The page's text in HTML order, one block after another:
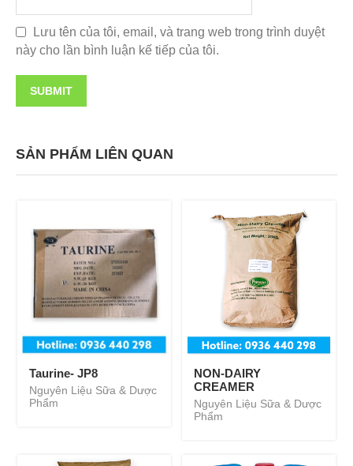
Lưu tên của tôi, email, và trang web trong trình duyệt
này cho lần bình luận kế tiếp của tôi.
SẢN PHẨM LIÊN QUAN
Taurine- JP8
Nguyên Liệu Sữa & Dược
Phẩm
NON-DAIRY
CREAMER
Nguyên Liệu Sữa & Dược
Phẩm